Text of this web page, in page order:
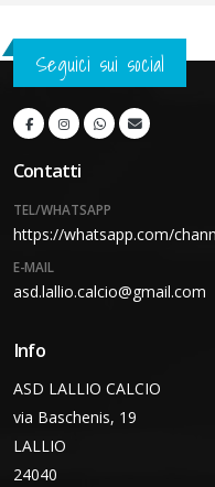
Seguici sui social
Contatti
TEL/WHATSAPP
https://whatsapp.com/
E-MAIL
asd.lallio.calcio@gmail.com
Info
ASD LALLIO CALCIO
via Baschenis, 19
LALLIO
24040